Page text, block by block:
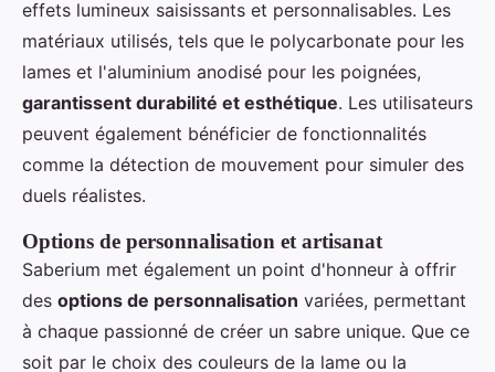
effets lumineux saisissants et personnalisables. Les
matériaux utilisés, tels que le polycarbonate pour les
lames et l'aluminium anodisé pour les poignées,
garantissent durabilité et esthétique. Les utilisateurs
peuvent également bénéficier de fonctionnalités
comme la détection de mouvement pour simuler des
duels réalistes.
Options de personnalisation et artisanat
Saberium met également un point d'honneur à offrir
des options de personnalisation variées, permettant
à chaque passionné de créer un sabre unique. Que ce
soit par le choix des couleurs de la lame ou la